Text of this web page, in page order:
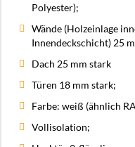
Polyester);
Wände (Holzeinlage
Innendeckschicht) 25
Dach 25 mm stark
Türen 18 mm stark;
Farbe: weiß (ähnlich
Vollisolation;